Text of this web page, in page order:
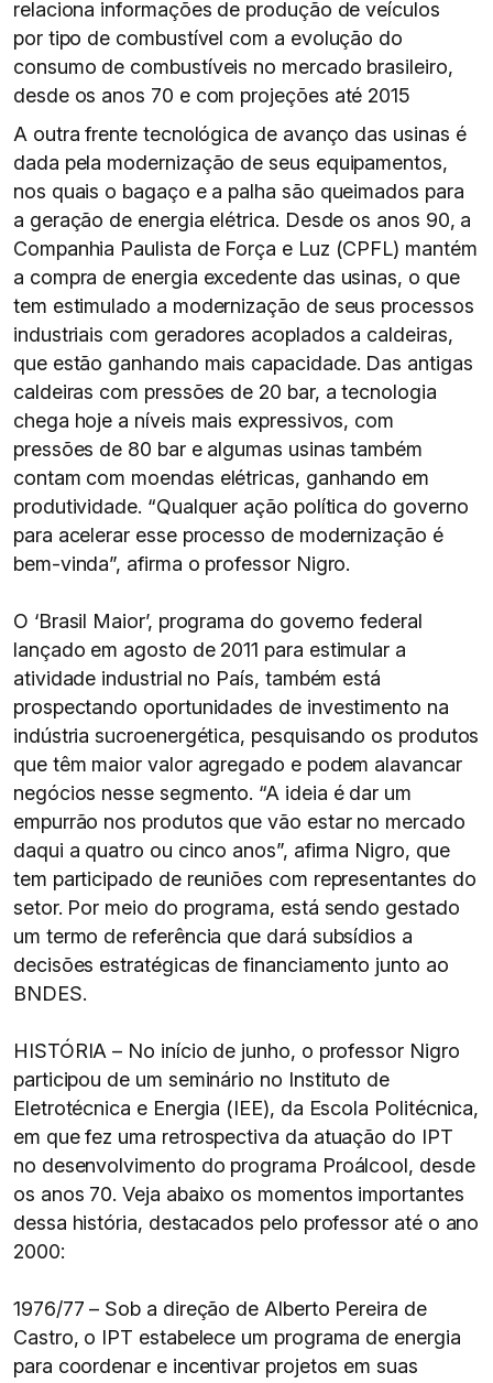
relaciona informações de produção de veículos
por tipo de combustível com a evolução do
consumo de combustíveis no mercado brasileiro,
desde os anos 70 e com projeções até 2015
A outra frente tecnológica de avanço das usinas é
dada pela modernização de seus equipamentos,
nos quais o bagaço e a palha são queimados para
a geração de energia elétrica. Desde os anos 90, a
Companhia Paulista de Força e Luz (CPFL) mantém
a compra de energia excedente das usinas, o que
tem estimulado a modernização de seus processos
industriais com geradores acoplados a caldeiras,
que estão ganhando mais capacidade. Das antigas
caldeiras com pressões de 20 bar, a tecnologia
chega hoje a níveis mais expressivos, com
pressões de 80 bar e algumas usinas também
contam com moendas elétricas, ganhando em
produtividade. “Qualquer ação política do governo
para acelerar esse processo de modernização é
bem-vinda”, afirma o professor Nigro.
O ‘Brasil Maior’, programa do governo federal
lançado em agosto de 2011 para estimular a
atividade industrial no País, também está
prospectando oportunidades de investimento na
indústria sucroenergética, pesquisando os produtos
que têm maior valor agregado e podem alavancar
negócios nesse segmento. “A ideia é dar um
empurrão nos produtos que vão estar no mercado
daqui a quatro ou cinco anos”, afirma Nigro, que
tem participado de reuniões com representantes do
setor. Por meio do programa, está sendo gestado
um termo de referência que dará subsídios a
decisões estratégicas de financiamento junto ao
BNDES.
HISTÓRIA – No início de junho, o professor Nigro
participou de um seminário no Instituto de
Eletrotécnica e Energia (IEE), da Escola Politécnica,
em que fez uma retrospectiva da atuação do IPT
no desenvolvimento do programa Proálcool, desde
os anos 70. Veja abaixo os momentos importantes
dessa história, destacados pelo professor até o ano
2000:
1976/77 – Sob a direção de Alberto Pereira de
Castro, o IPT estabelece um programa de energia
para coordenar e incentivar projetos em suas